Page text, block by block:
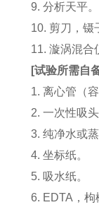
9. 分析天平。
10. 剪刀，镊
11. 漩涡混
[试验所需自
1. 离心管（
2. 一次性吸
3. 纯净水或
4. 坐标纸。
5. 吸水纸。
6. EDTA，